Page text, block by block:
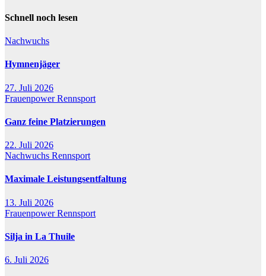
Schnell noch lesen
Nachwuchs
Hymnenjäger
27. Juli 2026
FrauenpowerRennsport
Ganz feine Platzierungen
22. Juli 2026
Nachwuchs Rennsport
Maximale Leistungsentfaltung
13. Juli 2026
FrauenpowerRennsport
Silja in La Thuile
6. Juli 2026